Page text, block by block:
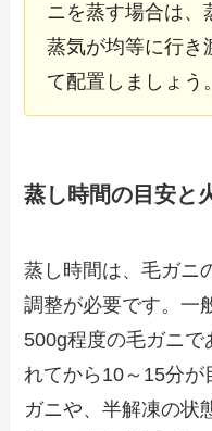
ニを蒸す場合は、
蒸気が均等に行き
て配置しましょう。
蒸し時間の目安と
蒸し時間は、毛ガニ
調整が必要です。一
500g程度の毛ガニで
れてから10～15分
ガニや、半解凍の状